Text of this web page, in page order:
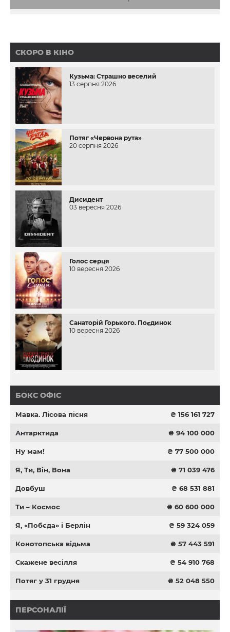
СКОРО В КІНО
Кузьма: Страшно веселий
13 серпня 2026
Потяг «Червона рута»
20 серпня 2026
Дисидент
03 вересня 2026
Голос серця
10 вересня 2026
Санаторій Горького. Поєдинок
10 вересня 2026
БОКС ОФІС
Мавка. Лісова пісня ₴ 156 161 727
Антарктида ₴ 94 100 000
Ну мам! ₴ 77 500 000
Я, Ти, Він, Вона ₴ 71 039 476
Довбуш ₴ 68 531 881
Ти – Космос ₴ 60 600 000
Я, «Побєда» і Берлін ₴ 59 324 059
Конотопська відьма ₴ 57 443 591
Скажене весілля ₴ 54 910 768
Потяг у 31 грудня ₴ 52 048 550
ПЕРСОНАЛІЇ